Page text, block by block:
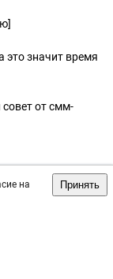
на
Принять
это значит время
от смм-